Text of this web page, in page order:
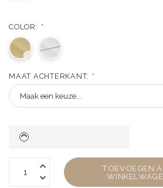
COLOR: *
MAAT ACHTERKANT: *
TOEVOEGEN